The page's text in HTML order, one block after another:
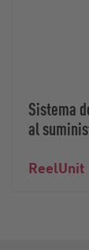
Sistema
al
ReelUnit